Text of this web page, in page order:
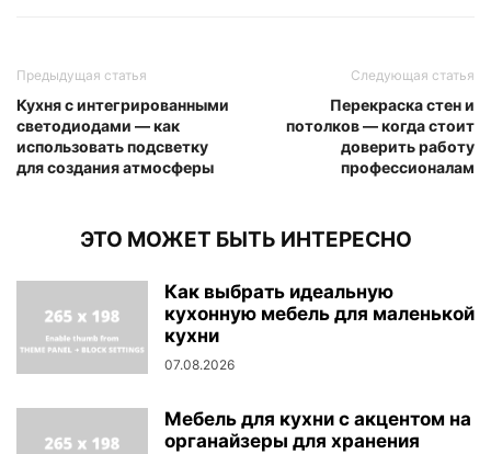
Предыдущая статья
Кухня с интегрированными
светодиодами — как
использовать подсветку
для создания атмосферы
Следующая статья
Перекраска стен и
потолков — когда стоит
доверить работу
профессионалам
ЭТО МОЖЕТ БЫТЬ ИНТЕРЕСНО
Как выбрать идеальную
кухонную мебель для маленькой
кухни
07.08.2026
Мебель для кухни с акцентом на
органайзеры для хранения